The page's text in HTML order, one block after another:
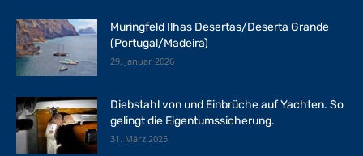
Muringfeld Ilhas Desertas/Deserta Grande
(Portugal/Madeira)
29. Januar 2026
Diebstahl von und Einbrüche auf Yachten. So
gelingt die Eigentumssicherung.
31. März 2025